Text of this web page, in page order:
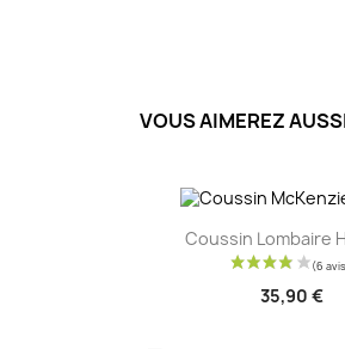
VOUS AIMEREZ
Aperçu
Coussin Lombaire
35,90 €